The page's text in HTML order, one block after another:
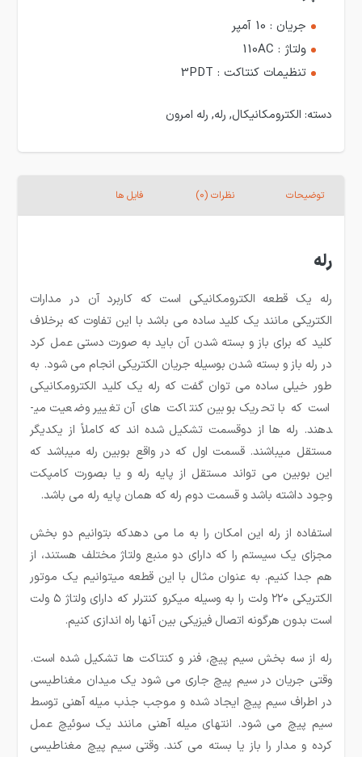
جریان : 10 آمپر
ولتاژ : 110AC
تنظیمات کنتاکت : 3PDT
دسته: الکترومکانیکال, رله, رله امرون
توضیحات نظرات (0) فایل ها
رله
رله یک قطعه الکترومکانیکی است که کاربرد آن در مدارات
الکتریکی مانند یک کلید ساده می باشد با این تفاوت که برخلاف
کلید که برای باز و بسته شدن آن باید به صورت دستی عمل کرد
در رله باز و بسته شدن بوسیله جریان الکتریکی انجام می شود. به
طور خیلی ساده می ­توان گفت که رله یک کلید الکترومکانیکی
است که با تحریک بوبین کنتاکت های آن تغییر وضعیت می­
دهند. رله ها از دوقسمت تشکیل شده ­اند که کاملاً از یکدیگر
مستقل می­باشند. قسمت اول که در واقع بوبین رله می­باشد که
این بوبین می تواند مستقل از پایه رله و یا بصورت کامپکت
وجود داشته باشد و قسمت دوم رله که همان پایه رله می ­باشد.
استفاده از رله این امکان را به ما می دهدکه بتوانیم دو بخش
مجزای یک سیستم را که دارای دو منبع ولتاژ مختلف هستند، از
هم جدا کنیم. به عنوان مثال با این قطعه میتوانیم یک موتور
الکتریکی ۲۲۰ ولت را به وسیله میکرو کنترلر که دارای ولتاژ ۵ ولت
است بدون هرگونه اتصال فیزیکی بین آنها راه اندازی کنیم.
رله از سه بخش سیم پیچ، فنر و کنتاکت ها تشکیل شده است.
وقتی جریان در سیم پیچ جاری می شود یک میدان مغناطیسی
در اطراف سیم پیچ ایجاد شده و موجب جذب میله آهنی توسط
سیم پیچ می شود. انتهای میله آهنی مانند یک سوئیچ عمل
کرده و مدار را باز یا بسته می کند. وقتی سیم پیچ مغناطیسی